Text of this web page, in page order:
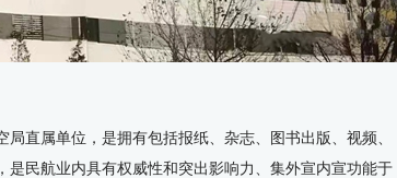
直属单位，是拥有包括报纸、杂志、图书出版、视频、
是民航业内具有权威性和突出影响力、集外宣内宣功能于